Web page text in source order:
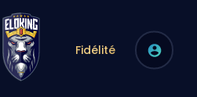
Fidélité